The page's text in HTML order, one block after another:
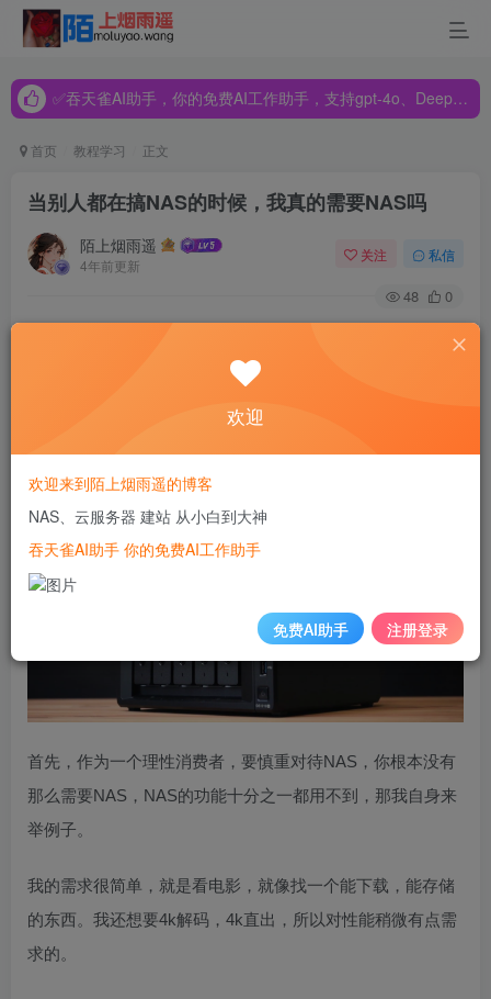
✅吞天雀AI助手，你的免费AI工作助手，支持gpt-4o、DeepSeek、Claude🔥🔥🔥🔥
✅吞天雀AI助手，你的免费AI工作助手，支持gpt-4o、DeepSeek、Claude🔥🔥🔥🔥
首页 教程学习 正文
当别人都在搞NAS的时候，我真的需要NAS吗
陌上烟雨遥
4年前更新
关注 私信
48 0
当下值得买都在轰轰烈烈研究NAS，成品的也好，自装的也
好，搞的那些个数码达人们个个都很心痒痒，恨不得立即拥
有一台，但是你真的需要吗？买来以后在那里吃灰好吗？多
首先，作为一个理性消费者，要慎重对待NAS，你根本没有
那么需要NAS，NAS的功能十分之一都用不到，那我自身来
举例子。
我的需求很简单，就是看电影，就像找一个能下载，能存储
的东西。我还想要4k解码，4k直出，所以对性能稍微有点需
求的。
欢迎
欢迎来到陌上烟雨遥的博客
NAS、云服务器 建站 从小白到大神
吞天雀AI助手 你的免费AI工作助手
免费AI助手 注册登录